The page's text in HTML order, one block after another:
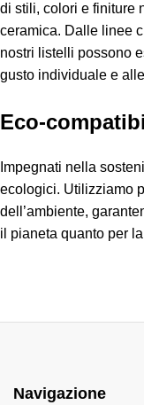
di stili, colori e finiture
ceramica. Dalle linee
nostri listelli possono
gusto individuale e
Eco-
Impegnati nella
ecologici. Utilizziamo
dell’ambiente,
il pianeta quanto per
Navigazione